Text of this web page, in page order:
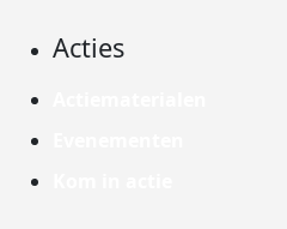
Acties